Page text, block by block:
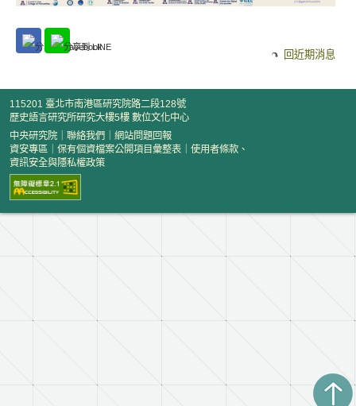
回近期消息
115201 臺北市南港區研究院路二段128號
歷史語言研究所研究大樓5樓 數位文化中心
中央研究院
聯絡我們
網站問題回報
資安專區
保有個資檔案公開項目彙整表
使用者條款、
資訊安全與隱私權政策